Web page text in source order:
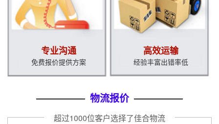
专业沟通
免费报价提供方案
高效运输
经验丰富出错率低
物流报价
超过1000位客户选择了佳合物流
实时订单 上海到成都物流专线 专线物流 2020-12-22
评价晒单 上海到长沙物流公司 物流专线 2020-12-22
物流专线
上海到南昌物流公司 物流专线 2020-12-22
评价晒单 上海到宁波物流公司 物流专线 2020-12-22
评价晒单 上海到温州物流公司 物流专线 2020-12-22